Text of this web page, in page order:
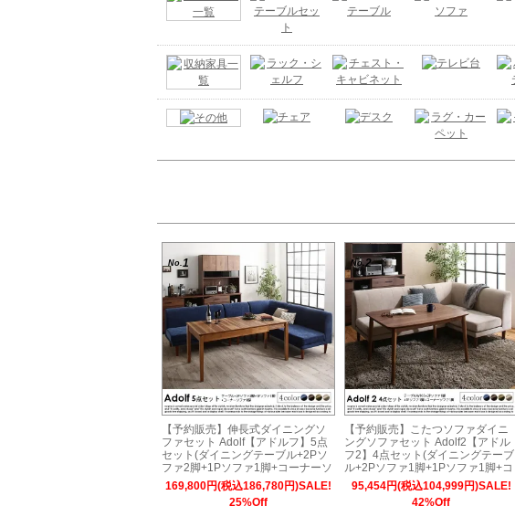
No.1
【予約販売】伸長式ダイニングソ
ファセット Adolf【アドルフ】5点
セット(ダイニングテーブル+2Pソ
ファ2脚+1Pソファ1脚+コーナーソ
ファ1脚) 幅120-180cm 6人掛け
169,800円(税込186,780円)SALE!
25%Off
No.2
【予約販売】こたつソファダイニ
ングソファセット Adolf2【アドル
フ2】4点セット(ダイニングテーブ
ル+2Pソファ1脚+1Pソファ1脚+コ
ーナーソファ1脚) 幅105cm 4人掛
け
95,454円(税込104,999円)SALE!
42%Off